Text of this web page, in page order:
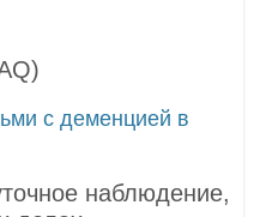
с деменцией в
наблюдение,